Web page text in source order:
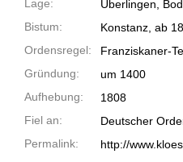
Lage:
Überlingen,
Bistum:
Konstanz, ab
Ordensregel:
Franziskaner-
Gründung:
um 1400
Aufhebung:
1808
Fiel an:
Deutscher
Permalink:
http://